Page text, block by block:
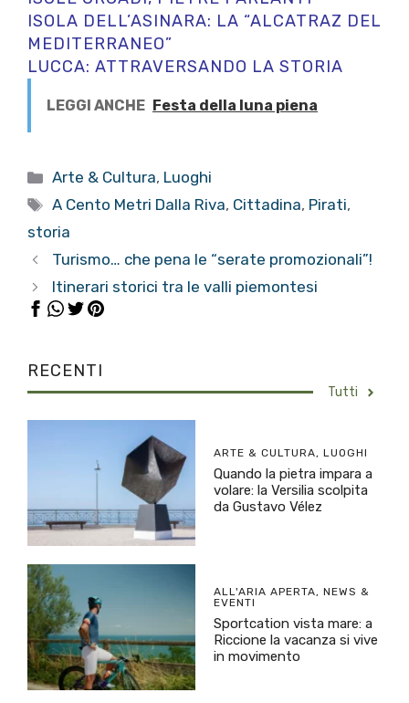
ISOLA DELL’ASINARA: LA “ALCATRAZ DEL
MEDITERRANEO”
LUCCA: ATTRAVERSANDO LA STORIA
LEGGI ANCHE Festa della luna piena
Categorie
Arte & Cultura, Luoghi
Tag
A Cento Metri Dalla Riva, Cittadina, Pirati,
storia
Turismo… che pena le “serate promozionali”!
Itinerari storici tra le valli piemontesi
RECENTI
Tutti
ARTE & CULTURA, LUOGHI
Quando la pietra impara a
volare: la Versilia scolpita
da Gustavo Vélez
ALL'ARIA APERTA, NEWS &
EVENTI
Sportcation vista mare: a
Riccione la vacanza si vive
in movimento